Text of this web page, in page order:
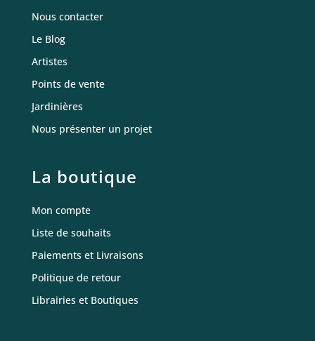
Nous contacter
Le Blog
Artistes
Points de vente
Jardinières
Nous présenter un projet
La boutique
Mon compte
Liste de souhaits
Paiements et Livraisons
Politique de retour
Librairies et Boutiques